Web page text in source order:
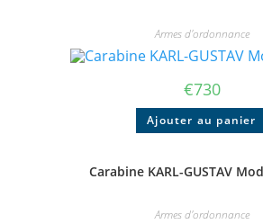
Armes d'ordonnance
€730
Ajouter au panier
Carabine KARL-GUSTAV
Armes d'ordonnance